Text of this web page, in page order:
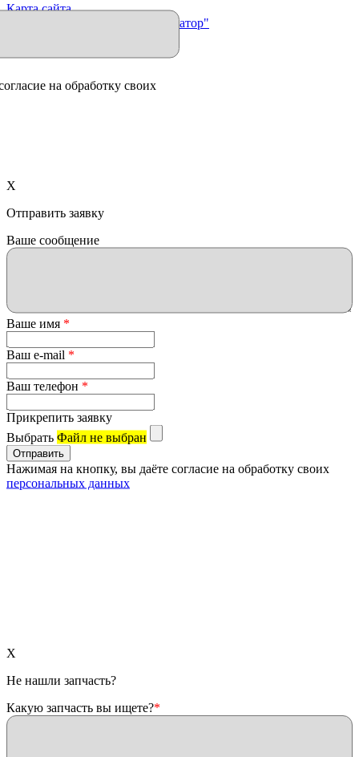
Карта сайта
Продвижение сайта "Иллюминатор"
на обработку своих
X
Отправить заявку
Ваше сообщение
Ваше имя *
Ваш e-mail *
Ваш телефон *
Прикрепить заявку
Выбрать Файл не выбран
Нажимая на кнопку, вы даёте согласие на обработку своих
персональных данных
X
Не нашли запчасть?
Какую запчасть вы ищете?*